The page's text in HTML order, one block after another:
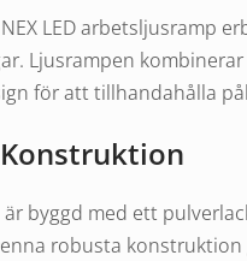
LED arbetsljusramp
Ljusrampen
för att tillhandahålla
är byggd med ett
robusta